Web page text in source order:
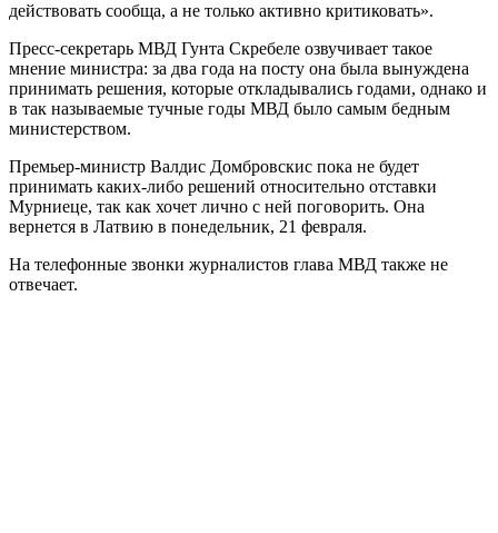
действовать сообща, а не только активно критиковать».
Пресс-секретарь МВД Гунта Скребеле озвучивает такое
мнение министра: за два года на посту она была вынуждена
принимать решения, которые откладывались годами, однако и
в так называемые тучные годы МВД было самым бедным
министерством.
Премьер-министр Валдис Домбровскис пока не будет
принимать каких-либо решений относительно отставки
Мурниеце, так как хочет лично с ней поговорить. Она
вернется в Латвию в понедельник, 21 февраля.
На телефонные звонки журналистов глава МВД также не
отвечает.